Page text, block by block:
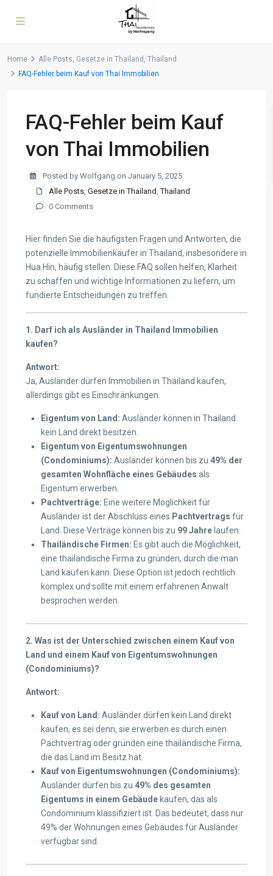
Home Alle Posts, Gesetze in Thailand , Thailand
FAQ-Fehler beim Kauf von Thai Immobilien
FAQ-Fehler beim Kauf
von Thai Immobilien
Posted by Wolfgang on January 5, 2025
Alle Posts, Gesetze in Thailand,Thailand
0 Comments
Hier finden Sie die häufigsten Fragen und Antworten, die
potenzielle Immobilienkäufer in Thailand, insbesondere in
Hua Hin, häufig stellen. Diese FAQ sollen helfen, Klarheit
zu schaffen und wichtige Informationen zu liefern, um
fundierte Entscheidungen zu treffen.
1. Darf ich als Ausländer in Thailand Immobilien
kaufen?
Antwort:
Ja, Ausländer dürfen Immobilien in Thailand kaufen,
allerdings gibt es Einschränkungen.
Eigentum von Land: Ausländer können in Thailand
kein Land direkt besitzen.
Eigentum von Eigentumswohnungen
(Condominiums): Ausländer können bis zu 49% der
gesamten Wohnfläche eines Gebäudes als
Eigentum erwerben.
Pachtverträge: Eine weitere Möglichkeit für
Ausländer ist der Abschluss eines Pachtvertrags für
Land. Diese Verträge können bis zu 99 Jahre laufen.
Thailändische Firmen: Es gibt auch die Möglichkeit,
eine thailändische Firma zu gründen, durch die man
Land kaufen kann. Diese Option ist jedoch rechtlich
komplex und sollte mit einem erfahrenen Anwalt
besprochen werden.
2. Was ist der Unterschied zwischen einem Kauf von
Land und einem Kauf von Eigentumswohnungen
(Condominiums)?
Antwort:
Kauf von Land: Ausländer dürfen kein Land direkt
kaufen, es sei denn, sie erwerben es durch einen
Pachtvertrag oder gründen eine thailändische Firma,
die das Land im Besitz hat.
Kauf von Eigentumswohnungen (Condominiums):
Ausländer dürfen bis zu 49% des gesamten
Eigentums in einem Gebäude kaufen, das als
Condominium klassifiziert ist. Das bedeutet, dass nur
49% der Wohnungen eines Gebäudes für Ausländer
verfügbar sind.